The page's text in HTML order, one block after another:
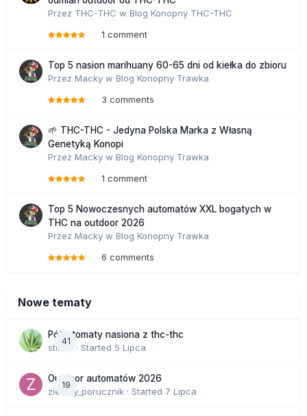
Przez THC-THC w Blog Konopny THC-THC
1 comment
Top 5 nasion marihuany 60-65 dni od kiełka do zbioru
Przez Macky w Blog Konopny Trawka
3 comments
🌱 THC-THC - Jedyna Polska Marka z Własną
Genetyką Konopi
Przez Macky w Blog Konopny Trawka
1 comment
Top 5 Nowoczesnych automatów XXL bogatych w
THC na outdoor 2026
Przez Macky w Blog Konopny Trawka
6 comments
Nowe tematy
41
Półautomaty nasiona z thc-thc
stix33 · Started 5 Lipca
19
Outdoor automatów 2026
zielony_porucznik · Started 7 Lipca